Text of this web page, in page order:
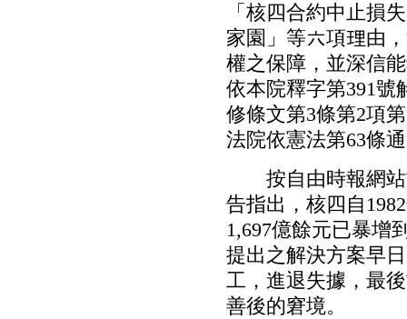
「核四合約中止損
家園」等六項理由
權之保障，並深信
依本院釋字第391號
修條文第3條第2項
法院依憲法第63條
按自由時報網站
告指出，核四自
1,697億餘元已暴增
提出之解決方案早
工，進退失據，最
善後的窘境。